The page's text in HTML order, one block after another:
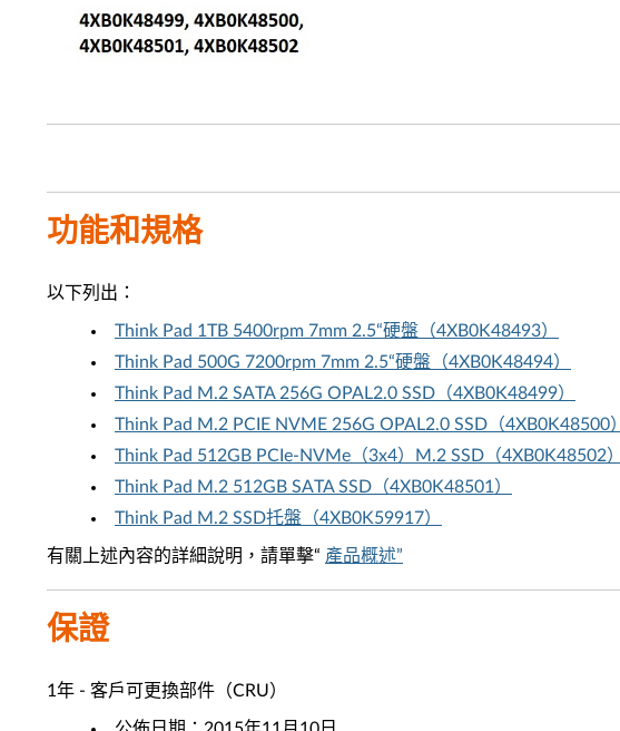
功能和規格
以下列出：
Think Pad 1TB 5400rpm 7mm 2.5“硬盤（4XB0K48493）
Think Pad 500G 7200rpm 7mm 2.5“硬盤（4XB0K48494）
Think Pad M.2 SATA 256G OPAL2.0 SSD（4XB0K48499）
Think Pad M.2 PCIE NVME 256G OPAL2.0 SSD（4XB0K48500）
Think Pad 512GB PCIe-NVMe（3x4）M.2 SSD（4XB0K48502）
Think Pad M.2 512GB SATA SSD（4XB0K48501）
Think Pad M.2 SSD托盤（4XB0K59917）
有關上述內容的詳細說明，請單擊“ 產品概述”
保證
1年 - 客戶可更換部件（CRU）